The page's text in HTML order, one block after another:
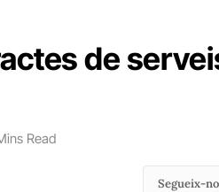
de
Read
Segueix-